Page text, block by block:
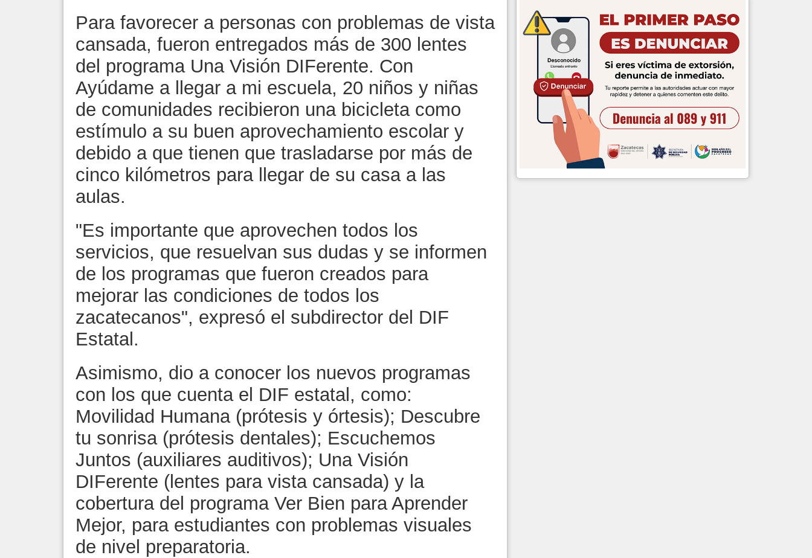
Para favorecer a personas con problemas de vista
cansada, fueron entregados más de 300 lentes
del programa Una Visión DIFerente. Con
Ayúdame a llegar a mi escuela, 20 niños y niñas
de comunidades recibieron una bicicleta como
estímulo a su buen aprovechamiento escolar y
debido a que tienen que trasladarse por más de
cinco kilómetros para llegar de su casa a las
aulas.
"Es importante que aprovechen todos los
servicios, que resuelvan sus dudas y se informen
de los programas que fueron creados para
mejorar las condiciones de todos los
zacatecanos", expresó el subdirector del DIF
Estatal.
Asimismo, dio a conocer los nuevos programas
con los que cuenta el DIF estatal, como:
Movilidad Humana (prótesis y órtesis); Descubre
tu sonrisa (prótesis dentales); Escuchemos
Juntos (auxiliares auditivos); Una Visión
DIFerente (lentes para vista cansada) y la
cobertura del programa Ver Bien para Aprender
Mejor, para estudiantes con problemas visuales
de nivel preparatoria.